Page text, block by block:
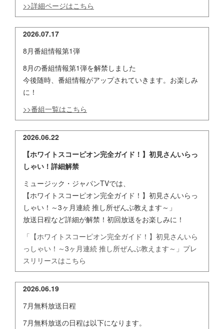
>>詳細ページはこちら
2026.07.17
8月番組情報第1弾
8月の番組情報第1弾を解禁しました
今後随時、番組情報がアップされていきます。お楽しみ
に！
>>番組一覧はこちら
2026.06.22
【ホワイトスコーピオン完全ガイド！】初見さんいらっ
しゃい！詳細解禁
ミュージック・ジャパンTVでは、
【ホワイトスコーピオン完全ガイド！】初見さんいらっ
しゃい！～3ヶ月連続 推し所ぜんぶ教えます～」
放送日程など詳細が解禁！初回放送をお楽しみに！
「【ホワイトスコーピオン完全ガイド！】初見さんいら
っしゃい！～3ヶ月連続 推し所ぜんぶ教えます～」プレ
スリリースはこちら
2026.06.19
7月無料放送日程
7月無料放送の日程は以下になります。